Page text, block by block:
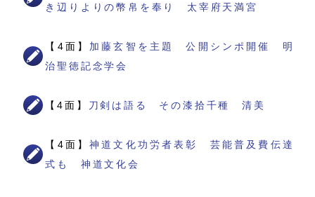
き辺りよりの幣帛を奉り 太宰府天満宮
【4面】 加藤玄智を主題 公開シンポ開催 明
治聖徳記念学会
【4面】 刀剣は語る その漆拾千種 清美
【4面】神道文化功労者表彰 芸能普及費伝達
式も 神道文化会